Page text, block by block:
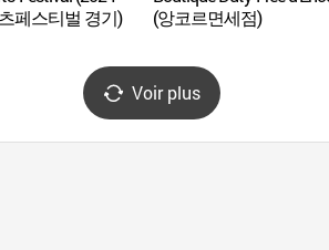
페스티벌 경기)
(앙코르면세점)
Voir plus